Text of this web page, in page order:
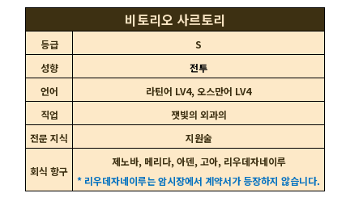
비토리오 사르토리
등급
S
성향
전투
언어
라틴어 LV4, 오스만어 LV4
직업
잿빛의 외과의
전문 지식
지원술
회식 항구
제노바, 메리다, 아덴, 고아, 리우데자네이루
* 리우데자네이루는 암시장에서 계약서가 등장하지 않습니다.